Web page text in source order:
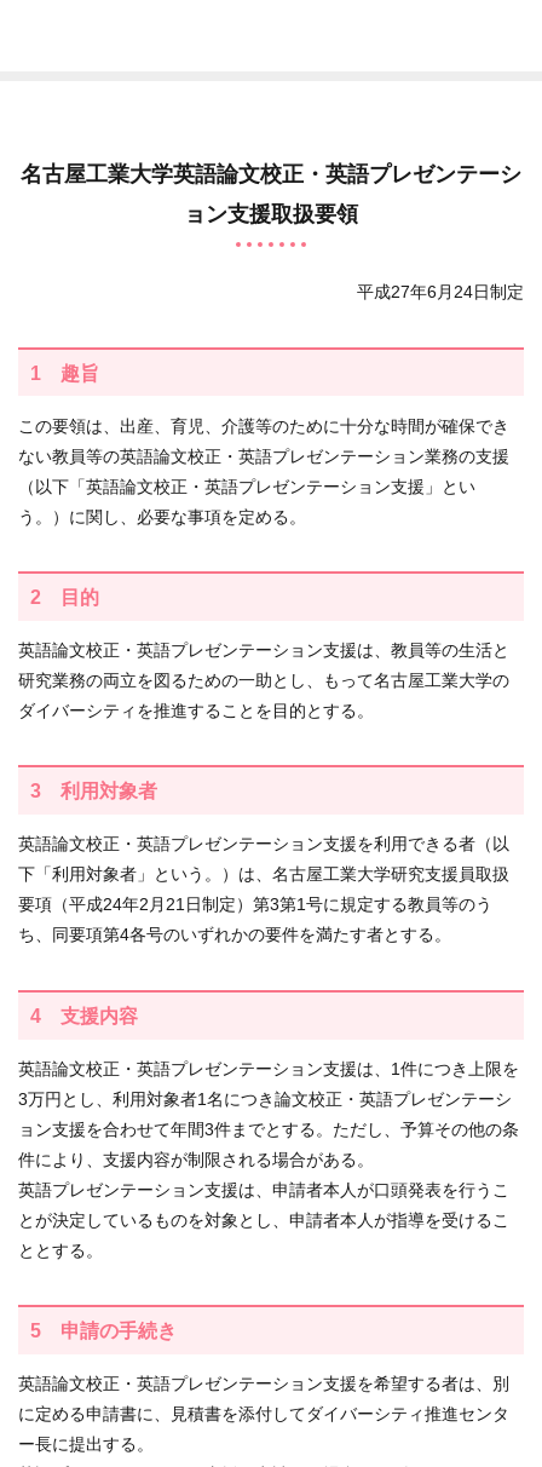
名古屋工業大学英語論文校正・英語プレゼンテーシ
ョン支援取扱要領
平成27年6月24日制定
1 趣旨
この要領は、出産、育児、介護等のために十分な時間が確保でき
ない教員等の英語論文校正・英語プレゼンテーション業務の支援
（以下「英語論文校正・英語プレゼンテーション支援」とい
う。）に関し、必要な事項を定める。
2 目的
英語論文校正・英語プレゼンテーション支援は、教員等の生活と
研究業務の両立を図るための一助とし、もって名古屋工業大学の
ダイバーシティを推進することを目的とする。
3 利用対象者
英語論文校正・英語プレゼンテーション支援を利用できる者（以
下「利用対象者」という。）は、名古屋工業大学研究支援員取扱
要項（平成24年2月21日制定）第3第1号に規定する教員等のう
ち、同要項第4各号のいずれかの要件を満たす者とする。
4 支援内容
英語論文校正・英語プレゼンテーション支援は、1件につき上限を
3万円とし、利用対象者1名につき論文校正・英語プレゼンテーシ
ョン支援を合わせて年間3件までとする。ただし、予算その他の条
件により、支援内容が制限される場合がある。
英語プレゼンテーション支援は、申請者本人が口頭発表を行うこ
とが決定しているものを対象とし、申請者本人が指導を受けるこ
ととする。
5 申請の手続き
英語論文校正・英語プレゼンテーション支援を希望する者は、別
に定める申請書に、見積書を添付してダイバーシティ推進センタ
ー長に提出する。